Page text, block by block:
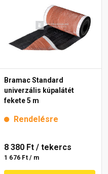
Bramac Standard
univerzális kúpalátét
fekete 5 m
Rendelésre
8 380 Ft / tekercs
1 676 Ft / m